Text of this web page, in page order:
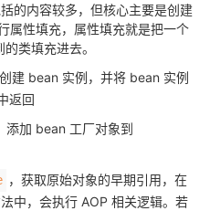
的内容较多，但核心主要是创建
属性填充，属性填充就是把一个
类填充进去。
建 bean 实例，并将 bean 实例
返回
添加 bean 工厂对象到
，获取原始对象的早期引用，在
中，会执行 AOP 相关逻辑。若